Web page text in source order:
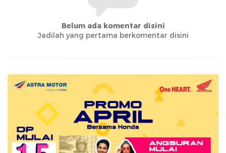
Belum ada komentar disini
Jadilah yang pertama berkomentar disini